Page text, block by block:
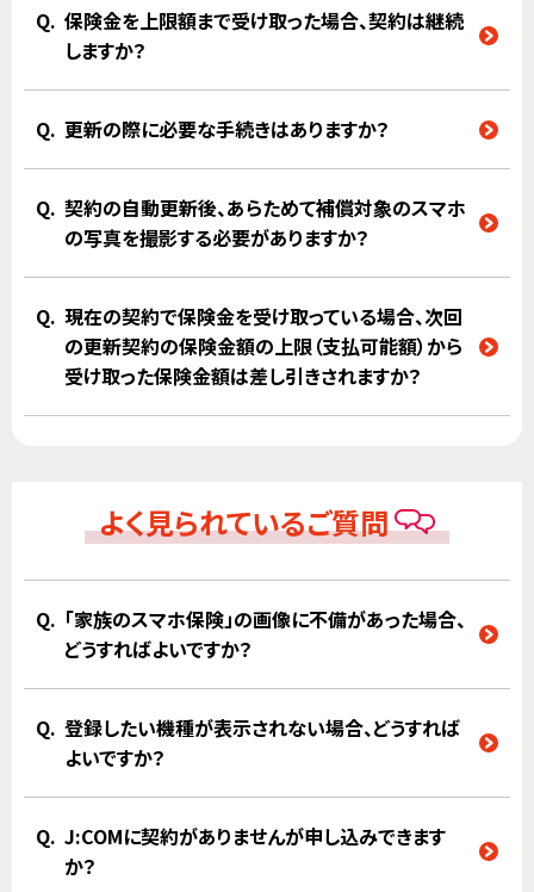
保険金を上限額まで受け取った場合、契約は継続
しますか？
更新の際に必要な手続きはありますか？
契約の自動更新後、あらためて補償対象のスマホ
の写真を撮影する必要がありますか？
現在の契約で保険金を受け取っている場合、次回
の更新契約の保険金額の上限（支払可能額）から
受け取った保険金額は差し引きされますか？
よく見られているご質問
「家族のスマホ保険」の画像に不備があった場合、
どうすればよいですか？
登録したい機種が表示されない場合、どうすれば
よいですか？
J:COMに契約がありませんが申し込みできます
か？